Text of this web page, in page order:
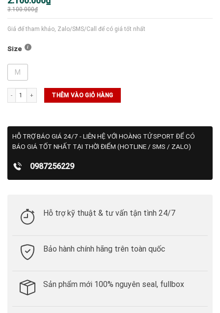
3.100.000₫
gốc
là:
hiện
tại
Giá để tham khảo, Zalo/SMS/Call để có giá tốt nhất
Size
M
SALE ADIDAS số lượng
THÊM VÀO GIỎ HÀNG
HỖ TRỢ BÁO GIÁ 24/7 - LIÊN HỆ VỚI HOÀNG TỬ SPORT ĐỂ CÓ
BÁO GIÁ TỐT NHẤT TẠI THỜI ĐIỂM (HOTLINE / SMS / ZALO)
0987256229
Hỗ trợ kỹ thuật & tư vấn tận tình 24/7
Bảo hành chính hãng trên toàn quốc
Sản phẩm mới 100% nguyên seal, fullbox